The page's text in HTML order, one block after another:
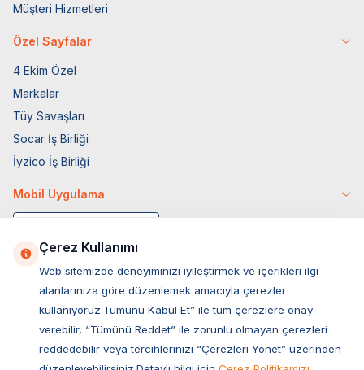
Müşteri Hizmetleri
Özel Sayfalar
4 Ekim Özel
Markalar
Tüy Savaşları
Socar İş Birliği
İyzico İş Birliği
Mobil Uygulama
Çerez Kullanımı
Web sitemizde deneyiminizi iyileştirmek ve içerikleri ilgi
alanlarınıza göre düzenlemek amacıyla çerezler
kullanıyoruz.Tümünü Kabul Et” ile tüm çerezlere onay
verebilir, “Tümünü Reddet” ile zorunlu olmayan çerezleri
reddedebilir veya tercihlerinizi “Çerezleri Yönet” üzerinden